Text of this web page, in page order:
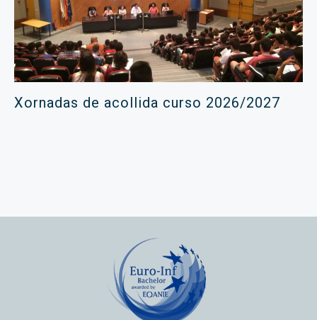
Xornadas de acollida curso 2026/2027